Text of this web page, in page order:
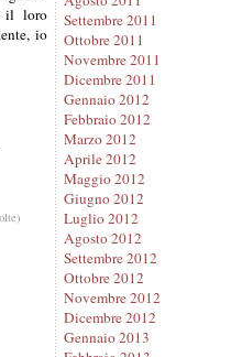
il loro
io
Settembre 2011
Ottobre 2011
Novembre 2011
Dicembre 2011
Gennaio 2012
Febbraio 2012
Marzo 2012
Aprile 2012
Maggio 2012
Giugno 2012
Luglio 2012
Agosto 2012
Settembre 2012
Ottobre 2012
Novembre 2012
Dicembre 2012
Gennaio 2013